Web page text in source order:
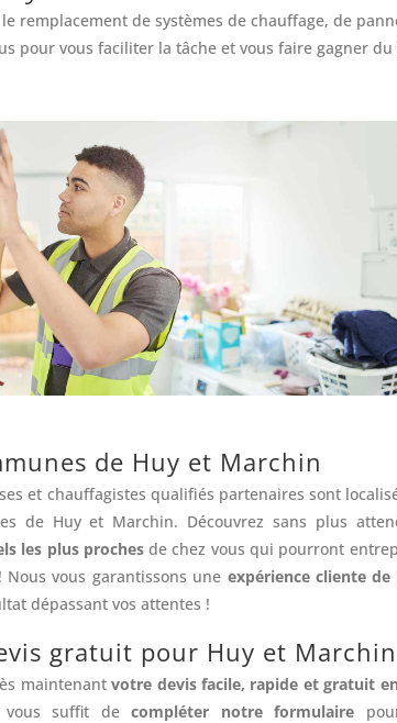
remplacement de systèmes de chauffage, de
pour vous faciliter la tâche et vous faire gagner du
de Huy et Marchin
et chauffagistes qualifiés partenaires sont
de Huy et Marchin. Découvrez sans plus
les plus prochesde chez vous qui pourront
Nous vous garantissons une expérience cliente
dépassant vos attentes !
gratuit pour Huy et Marchin
maintenantvotre devis facile, rapide et gratuit
vous suffit decompléter notre formulaire